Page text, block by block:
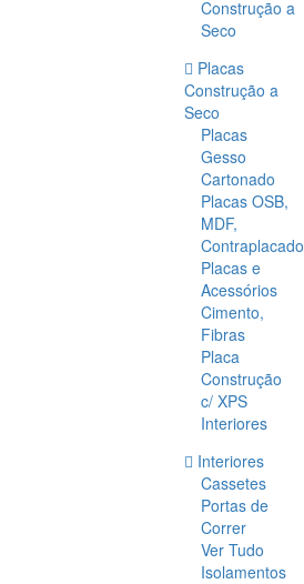
Construção a
Seco
Placas
Construção a
Seco
Placas
Gesso
Cartonado
Placas OSB,
MDF,
Contraplacado
Placas e
Acessórios
Cimento,
Fibras
Placa
Construção
c/ XPS
Interiores
Interiores
Cassetes
Portas de
Correr
Ver Tudo
Isolamentos